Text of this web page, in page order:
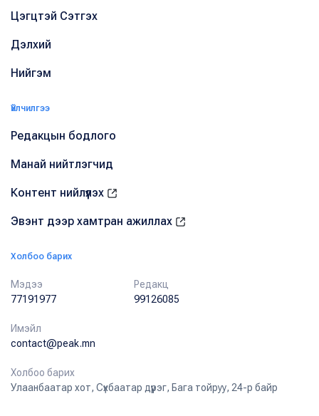
Цэгцтэй Сэтгэх
Дэлхий
Нийгэм
Үйлчилгээ
Редакцын бодлого
Манай нийтлэгчид
Контент нийлүүлэх
Эвэнт дээр хамтран ажиллах
Холбоо барих
Мэдээ
77191977
Редакц
99126085
Имэйл
contact@peak.mn
Холбоо барих
Улаанбаатар хот, Сүхбаатар дүүрэг, Бага тойруу, 24-р байр